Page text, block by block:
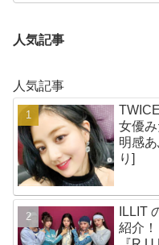
人気記事
人気記事
女優
明感
り]
ILLIT
紹介